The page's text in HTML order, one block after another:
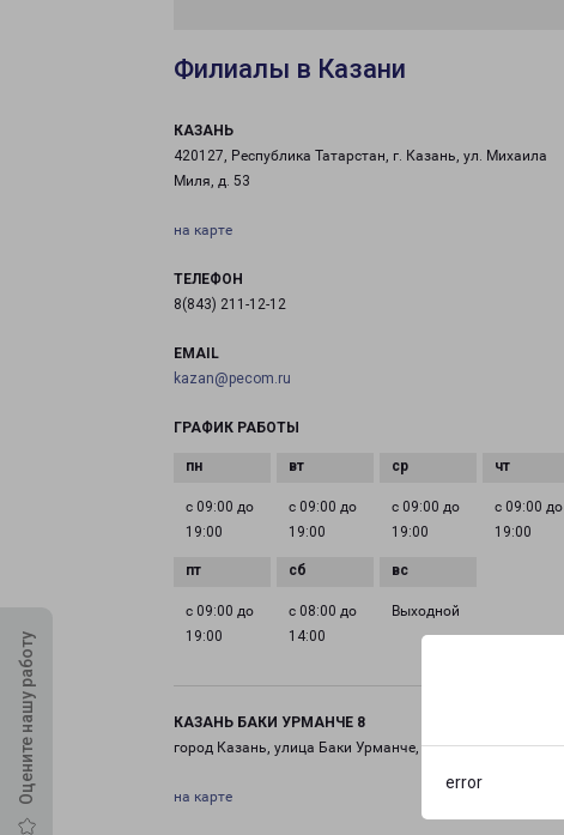
error
Оцените нашу работу
Филиалы в Казани
КАЗАНЬ
420127, Республика Татарстан, г. Казань, ул. Михаила
Миля, д. 53
на карте
ТЕЛЕФОН
8(843) 211-12-12
EMAIL
kazan@pecom.ru
ГРАФИК РАБОТЫ
с 09:00 до
19:00
с 09:00 до
19:00
с 09:00 до
19:00
с 09:00 до
19:00
с 09:00 до
19:00
с 08:00 до
14:00
Выходной
КАЗАНЬ БАКИ УРМАНЧЕ 8
город Казань, улица Баки Урманче, 8
на карте